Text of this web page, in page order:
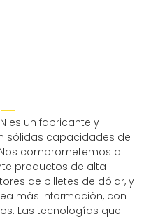
es un fabricante y
sólidas capacidades de
comprometemos a
productos de alta
de billetes de dólar, y
más información, con
Las tecnologías que